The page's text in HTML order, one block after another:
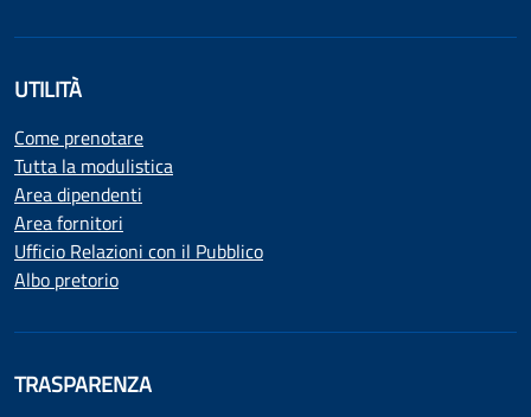
UTILITÀ
Come prenotare
Tutta la modulistica
Area dipendenti
Area fornitori
Ufficio Relazioni con il Pubblico
Albo pretorio
TRASPARENZA